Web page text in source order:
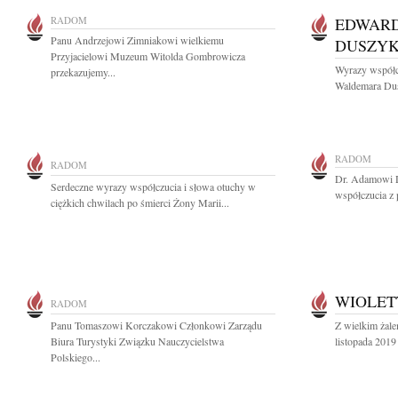
RADOM
Panu Andrzejowi Zimniakowi wielkiemu
Przyjacielowi Muzeum Witolda Gombrowicza
przekazujemy...
Wyrazy
Waldemara
RADOM
Serdeczne wyrazy współczucia i słowa otuchy w
ciężkich chwilach po śmierci Żony Marii...
RADOM
Dr. Adamowi
współczucia
RADOM
Panu Tomaszowi Korczakowi Członkowi Zarządu
Biura Turystyki Związku Nauczycielstwa
Polskiego...
Z wielkim
listopada